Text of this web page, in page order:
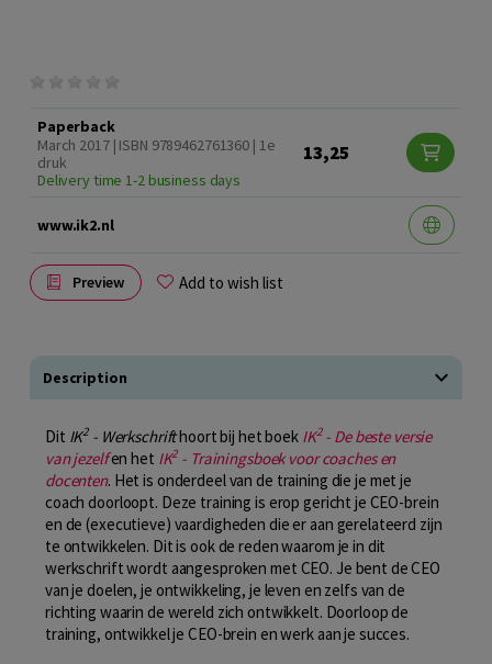
Paperback
March 2017 | ISBN 9789462761360 | 1e
druk
Delivery time 1-2 business days
13,25
www.ik2.nl
Preview Add to wish list
Description
Dit IK2 - Werkschrifthoort bij het boek IK2- De beste versie
van jezelfen het IK2 - Trainingsboek voor coaches en
docenten. Het is onderdeel van de training die je met je
coach doorloopt. Deze training is erop gericht je CEO-brein
en de (executieve) vaardigheden die er aan gerelateerd zijn
te ontwikkelen. Dit is ook de reden waarom je in dit
werkschrift wordt aangesproken met CEO. Je bent de CEO
van je doelen, je ontwikkeling, je leven en zelfs van de
richting waarin de wereld zich ontwikkelt. Doorloop de
training, ontwikkel je CEO-brein en werk aan je succes.